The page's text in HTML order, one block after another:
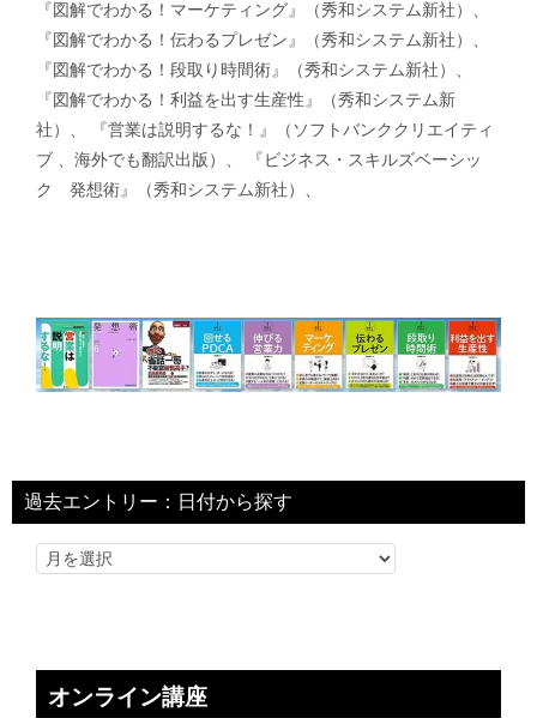
『図解でわかる！マーケティング』（秀和システム新社）、
『図解でわかる！伝わるプレゼン』（秀和システム新社）、
『図解でわかる！段取り時間術』（秀和システム新社）、
『図解でわかる！利益を出す生産性』（秀和システム新
社）、 『営業は説明するな！』（ソフトバンククリエイティ
ブ 、海外でも翻訳出版）、 『ビジネス・スキルズベーシッ
ク 発想術』（秀和システム新社）、
過去エントリー：日付から探す
オンライン講座